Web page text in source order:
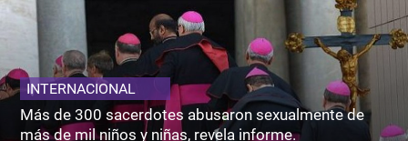
INTERNACIONAL
Más de 300 sacerdotes abusaron sexualmente de
más de mil niños y niñas, revela informe.